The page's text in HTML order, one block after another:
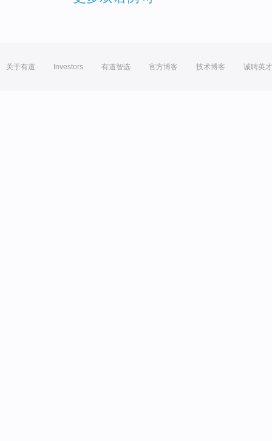
关于有道 Investors 有道智选 官方博客 技术博客 诚聘英才